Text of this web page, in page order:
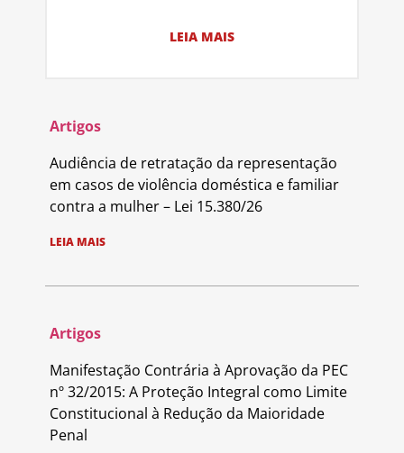
LEIA MAIS
Artigos
Audiência de retratação da representação
em casos de violência doméstica e familiar
contra a mulher – Lei 15.380/26
LEIA MAIS
Artigos
Manifestação Contrária à Aprovação da PEC
nº 32/2015: A Proteção Integral como Limite
Constitucional à Redução da Maioridade
Penal